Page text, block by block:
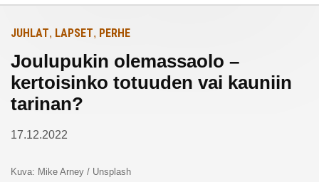
JUHLAT, LAPSET, PERHE
Joulupukin olemassaolo –
kertoisinko totuuden vai kauniin
tarinan?
17.12.2022
Kuva: Mike Arney / Unsplash